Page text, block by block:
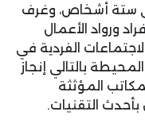
ستة أشخاص، وغرف
ورواد الأعمال
الفردية في
بالتالي إنجاز
المؤثثة
التقنيات.